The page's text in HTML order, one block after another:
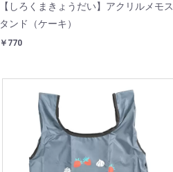
【しろくまきょうだい】アクリルメモス
タンド（ケーキ）
￥770